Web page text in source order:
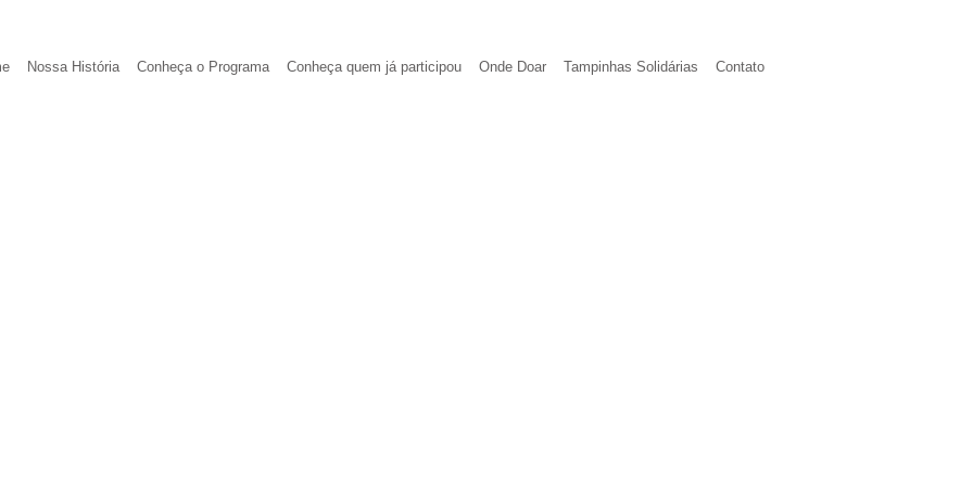
Nossa História Conheça o Programa Conheça quem já participou Onde Doar Tampinhas Solidárias Contato